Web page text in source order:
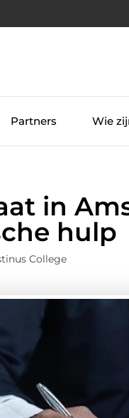
Partners Wie
in
hulp
College